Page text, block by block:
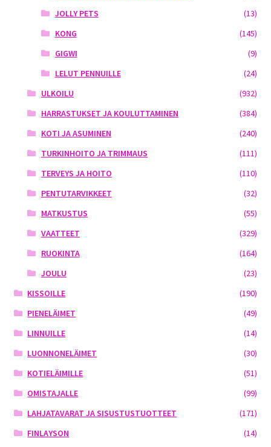
JOLLY PETS
(13)
KONG
(145)
GIGWI
(9)
LELUT PENNUILLE
(24)
ULKOILU
(932)
HARRASTUKSET JA KOULUTTAMINEN
(384)
KOTI JA ASUMINEN
(240)
TURKINHOITO JA TRIMMAUS
(111)
TERVEYS JA HOITO
(110)
PENTUTARVIKKEET
(32)
MATKUSTUS
(55)
VAATTEET
(329)
RUOKINTA
(164)
JOULU
(23)
KISSOILLE
(190)
PIENELÄIMET
(49)
LINNUILLE
(14)
LUONNONELÄIMET
(30)
KOTIELÄIMILLE
(51)
OMISTAJALLE
(99)
LAHJATAVARAT JA SISUSTUSTUOTTEET
(171)
FINLAYSON
(14)